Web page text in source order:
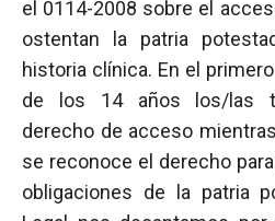
el 0114-2008 sobre el
ostentan la patria
historia clínica. En el
de los 14 años los/las
derecho de acceso
se reconoce el derecho
obligaciones de la patria